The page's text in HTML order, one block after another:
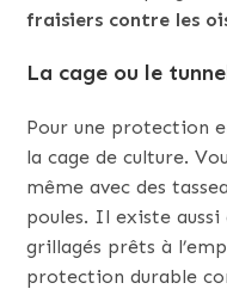
fraisiers contre les
La cage ou le
Pour une protection
la cage de culture.
même avec des
poules. Il existe aussi
grillagés prêts à
protection durable